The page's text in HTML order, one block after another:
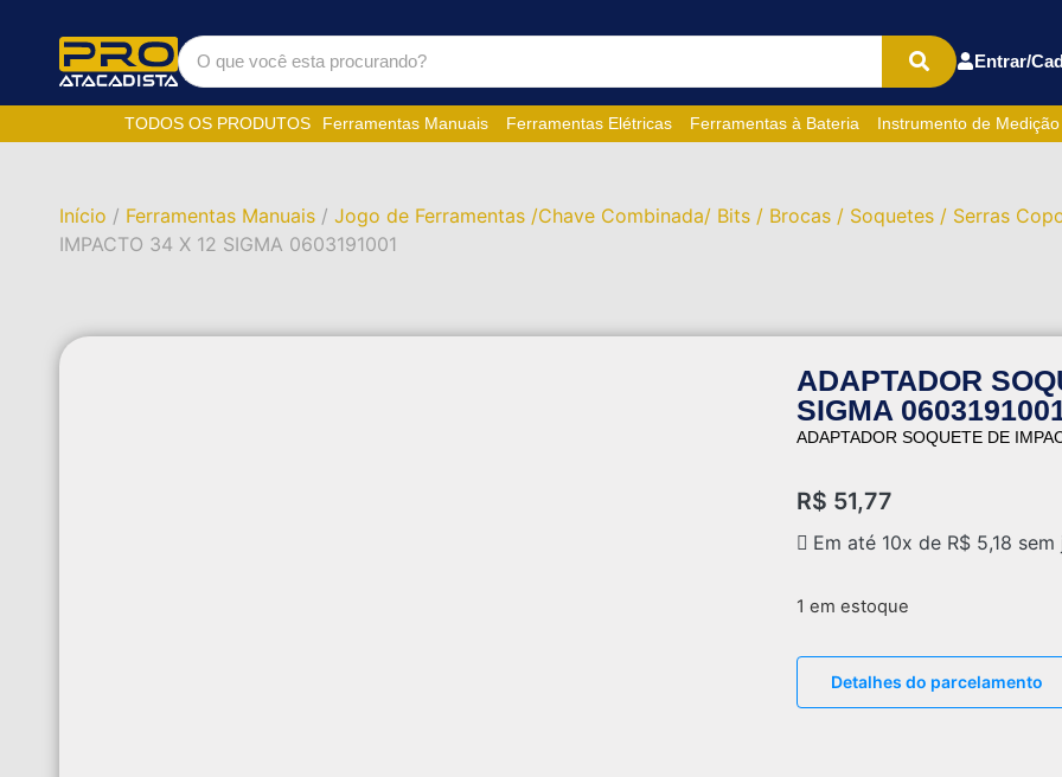
Entrar/
TODOS OS PRODUTOS Ferramentas Manuais Ferramentas Elétricas Ferramentas à Bateria Instrumento de
Início / Ferramentas Manuais / Jogo de Ferramentas /Chave Combinada/ Bits / Brocas / Soquetes / Serras
IMPACTO 34 X 12 SIGMA 0603191001
ADAPTADOR
SIGMA
ADAPTADOR SOQUETE DE
R$ 51,77
Em até 10x de R$ 5,18 sem
1 em estoque
Detalhes do parcelamento